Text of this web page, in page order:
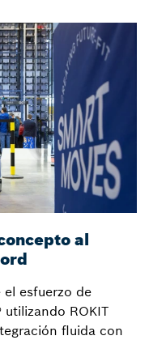
al
esfuerzo de
utilizando ROKIT
fluida con